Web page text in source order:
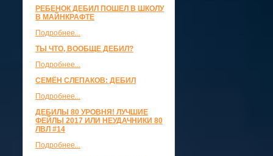
РЕБЕНОК ДЕБИЛ ПОШЕЛ В ШКОЛУ
В МАЙНКРАФТЕ
Подробнее...
ТЫ ЧТО, ВООБЩЕ ДЕБИЛ?
Подробнее...
СЕМЁН СЛЕПАКОВ: ДЕБИЛ
Подробнее...
ДЕБИЛЫ 80 УРОВНЯ! ЛУЧШИЕ
ФЕЙЛЫ 2017 ИЛИ НЕУДАЧНИКИ 80
ЛВЛ #14
Подробнее...